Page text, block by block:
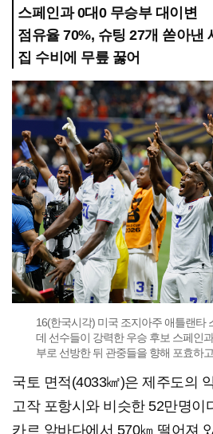
스페인과 0대0 무승부 대이변
점유율 70%, 슈팅 27개 쏟아낸
집 수비에 무릎 꿇어
16(한국시각) 미국 조지아주 애틀랜타
데 선수들이 강력한 우승 후보 스페인
부로 선방한 뒤 관중들을 향해 포효하
국토 면적(4033㎢)은 제주도의
고작 포항시와 비슷한 52만명이
카르 앞바다에서 570㎞ 떨어져